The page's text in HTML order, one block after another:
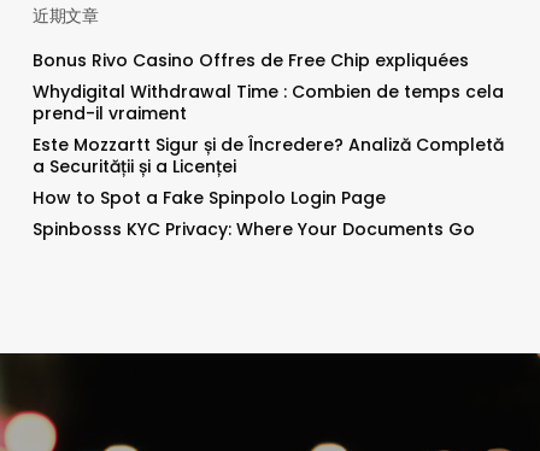
近期文章
Bonus Rivo Casino Offres de Free Chip expliquées
Whydigital Withdrawal Time : Combien de temps cela
prend-il vraiment
Este Mozzartt Sigur și de Încredere? Analiză Completă
a Securității și a Licenței
How to Spot a Fake Spinpolo Login Page
Spinbosss KYC Privacy: Where Your Documents Go